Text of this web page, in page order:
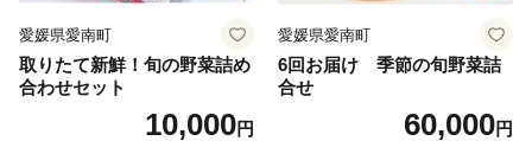
愛媛県愛南町
取りたて新鮮！旬の野菜詰め
合わせセット
10,000円
愛媛県愛南町
6回お届け 季節の旬野菜詰
合せ
60,000円